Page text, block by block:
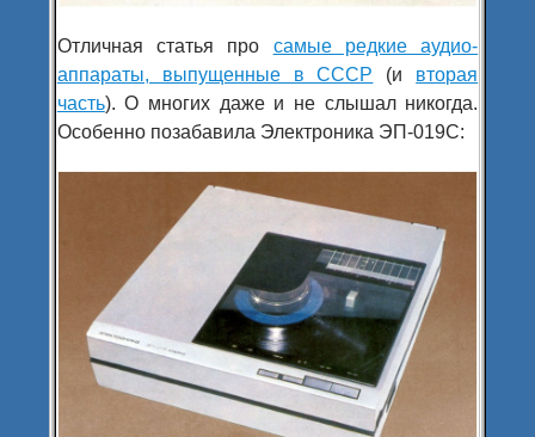
Отличная статья про самые редкие аудио-
аппараты, выпущенные в СССР (и вторая
часть). О многих даже и не слышал никогда.
Особенно позабавила Электроника ЭП-019С: